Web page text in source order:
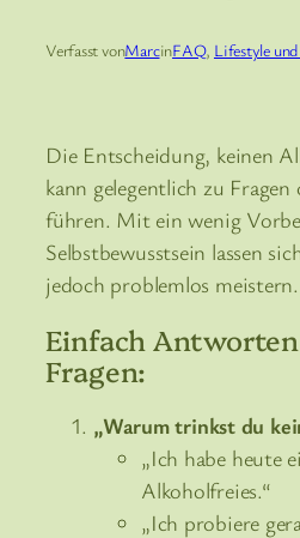
Verfasst vonMarcinFAQ, Lifestyle
Die Entscheidung, keinen
kann gelegentlich zu
führen. Mit ein wenig
Selbstbewusstsein lassen
jedoch problemlos meistern.
Einfach
Fragen:
„Warum trinkst du
„Ich habe heute
Alkoholfreies.“
„Ich probiere